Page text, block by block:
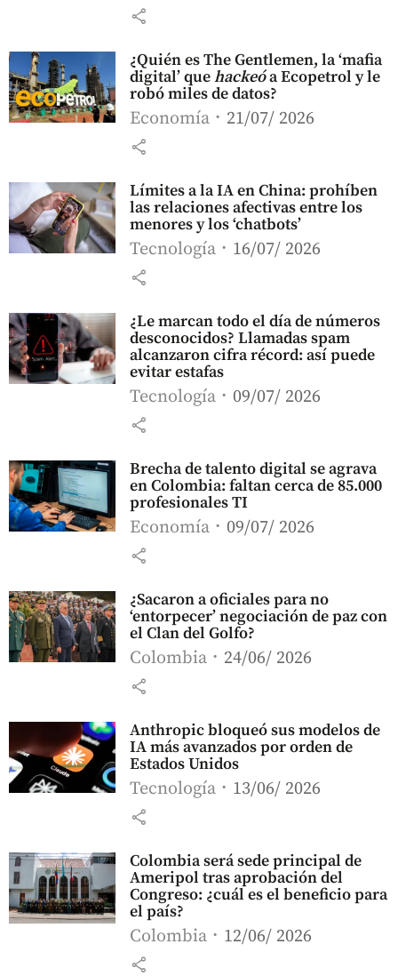
share
¿Quién es The Gentlemen, la ‘mafia
digital’ quehackeóa Ecopetrol y le
robó miles de datos?
Economía 21/07/ 2026
share
Límites a la IA en China: prohíben
las relaciones afectivas entre los
menores y los ‘chatbots’
Tecnología 16/07/ 2026
share
¿Le marcan todo el día de números
desconocidos? Llamadas spam
alcanzaron cifra récord: así puede
evitar estafas
Tecnología 09/07/ 2026
share
Brecha de talento digital se agrava
en Colombia: faltan cerca de 85.000
profesionales TI
Economía 09/07/ 2026
share
¿Sacaron a oficiales para no
‘entorpecer’ negociación de paz con
el Clan del Golfo?
Colombia 24/06/ 2026
share
Anthropic bloqueó sus modelos de
IA más avanzados por orden de
Estados Unidos
Tecnología 13/06/ 2026
share
Colombia será sede principal de
Ameripol tras aprobación del
Congreso: ¿cuál es el beneficio para
el país?
Colombia 12/06/ 2026
share